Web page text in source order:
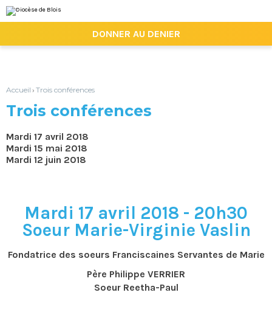
au
contenu.
la
personnels
DONNER AU DENIER
Accueil › Trois conférences
Trois conférences
Mardi 17 avril 2018
Mardi 15 mai 2018
Mardi 12 juin 2018
Mardi 17 avril 2018 - 20h30
Soeur Marie-Virginie Vaslin
Fondatrice des soeurs Franciscaines Servantes de Marie
Père Philippe VERRIER
Soeur Reetha-Paul